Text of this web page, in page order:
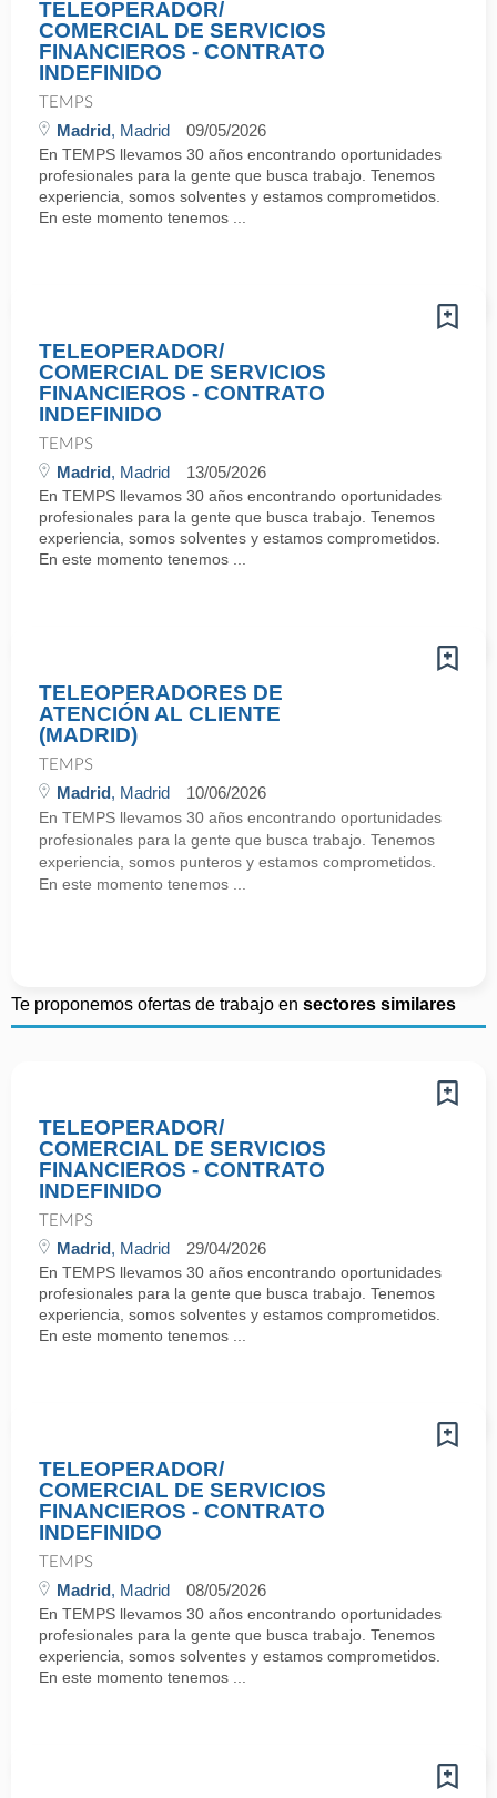
TELEOPERADOR/
COMERCIAL DE SERVICIOS
FINANCIEROS - CONTRATO
INDEFINIDO
TEMPS
Madrid, Madrid 09/05/2026
En TEMPS llevamos 30 años encontrando oportunidades
profesionales para la gente que busca trabajo. Tenemos
experiencia, somos solventes y estamos comprometidos.
En este momento tenemos ...
TELEOPERADOR/
COMERCIAL DE SERVICIOS
FINANCIEROS - CONTRATO
INDEFINIDO
TEMPS
Madrid, Madrid 13/05/2026
En TEMPS llevamos 30 años encontrando oportunidades
profesionales para la gente que busca trabajo. Tenemos
experiencia, somos solventes y estamos comprometidos.
En este momento tenemos ...
TELEOPERADORES DE
ATENCIÓN AL CLIENTE
(MADRID)
TEMPS
Madrid, Madrid 10/06/2026
En TEMPS llevamos 30 años encontrando oportunidades
profesionales para la gente que busca trabajo. Tenemos
experiencia, somos punteros y estamos comprometidos.
En este momento tenemos ...
Te proponemos ofertas de trabajo en sectores similares
TELEOPERADOR/
COMERCIAL DE SERVICIOS
FINANCIEROS - CONTRATO
INDEFINIDO
TEMPS
Madrid, Madrid 29/04/2026
En TEMPS llevamos 30 años encontrando oportunidades
profesionales para la gente que busca trabajo. Tenemos
experiencia, somos solventes y estamos comprometidos.
En este momento tenemos ...
TELEOPERADOR/
COMERCIAL DE SERVICIOS
FINANCIEROS - CONTRATO
INDEFINIDO
TEMPS
Madrid, Madrid 08/05/2026
En TEMPS llevamos 30 años encontrando oportunidades
profesionales para la gente que busca trabajo. Tenemos
experiencia, somos solventes y estamos comprometidos.
En este momento tenemos ...